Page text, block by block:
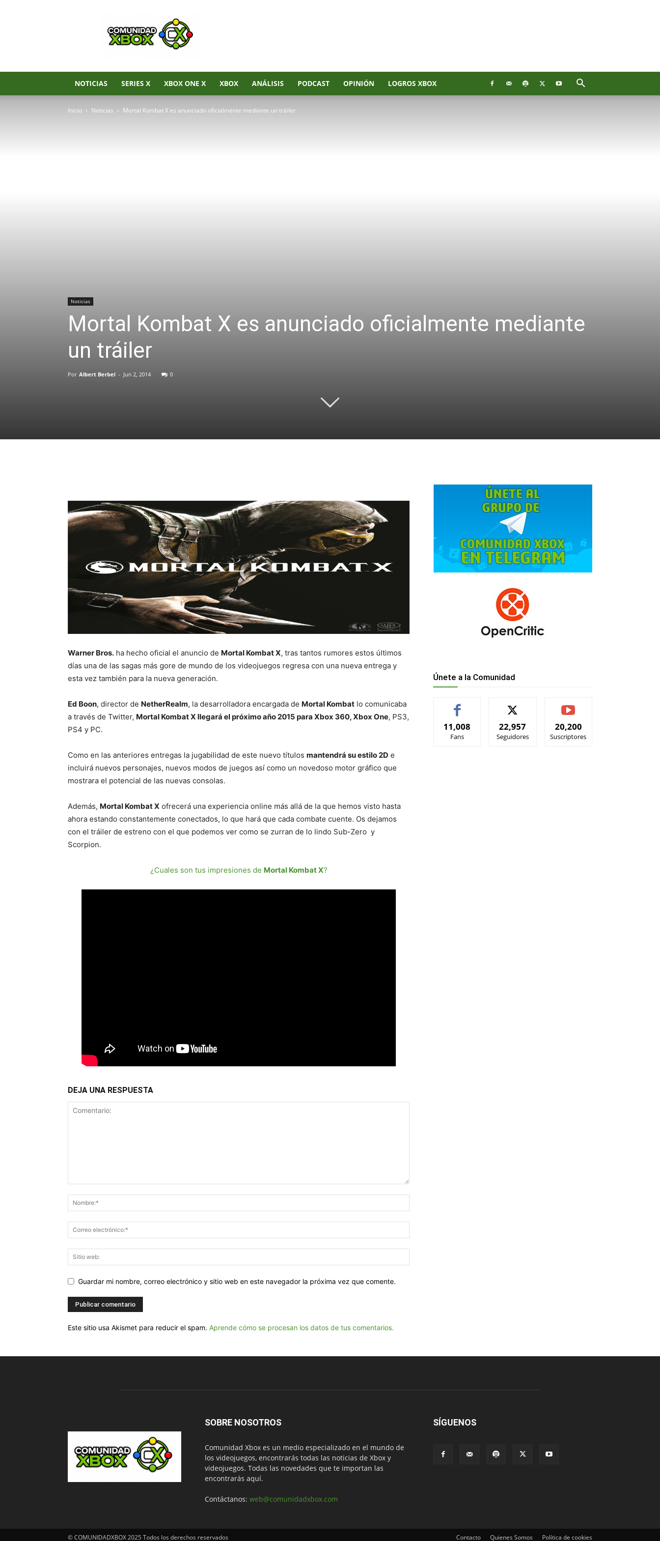
Noticias
de
Xbox
Series
Xbox
One
360
NOTICIAS SERIES X XBOX ONE X XBOX ANÁLISIS PODCAST OPINIÓN LOGROS XBOX
Inicio Noticias Mortal Kombat X es anunciado oficialmente mediante un tráiler
Noticias
Mortal Kombat X es anunciado oficialmente mediante
un tráiler
Por Albert Berbel - Jun 2, 2014 0
Warner Bros. ha hecho oficial el anuncio de Mortal Kombat X, tras tantos rumores estos últimos
días una de las sagas más gore de mundo de los videojuegos regresa con una nueva entrega y
esta vez también para la nueva generación.
Ed Boon, director de NetherRealm, la desarrolladora encargada de Mortal Kombat lo comunicaba
a través de Twitter, Mortal Kombat X llegará el próximo año 2015 para Xbox 360, Xbox One, PS3,
PS4 y PC.
Como en las anteriores entregas la jugabilidad de este nuevo títulos mantendrá su estilo 2D e
incluirá nuevos personajes, nuevos modos de juegos así como un novedoso motor gráfico que
mostrara el potencial de las nuevas consolas.
Además, Mortal Kombat X ofrecerá una experiencia online más allá de la que hemos visto hasta
ahora estando constantemente conectados, lo que hará que cada combate cuente. Os dejamos
con el tráiler de estreno con el que podemos ver como se zurran de lo lindo Sub-Zero y
Scorpion.
¿Cuales son tus impresiones de Mortal Kombat X?
DEJA UNA RESPUESTA
Guardar mi nombre, correo electrónico y sitio web en este navegador la próxima vez que comente.
Este sitio usa Akismet para reducir el spam. Aprende cómo se procesan los datos de tus comentarios.
Únete a la Comunidad
11,008
Fans
22,957
Seguidores
20,200
Suscriptores
SOBRE NOSOTROS
Comunidad Xbox es un medio especializado en el mundo de
los videojuegos, encontrarás todas las noticias de Xbox y
videojuegos. Todas las novedades que te importan las
encontrarás aquí.
Contáctanos: web@comunidadxbox.com
SÍGUENOS
Contacto Quienes Somos Política de cookies
© COMUNIDADXBOX 2025 Todos los derechos reservados